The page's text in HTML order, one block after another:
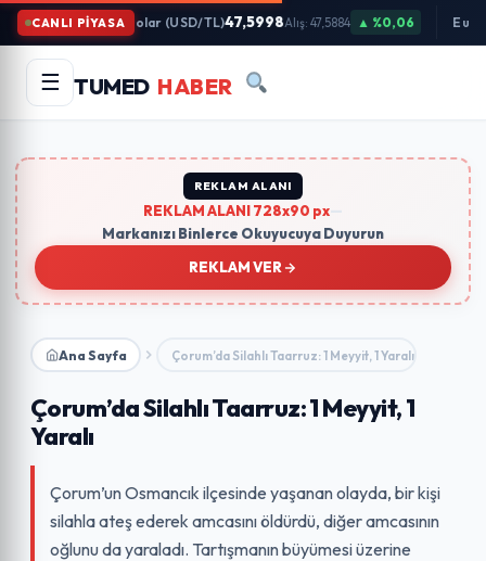
İçeriğe
Atla
CANLI PİYASADolar (USD/TL)47,5998Alış: 47,5884 ▲ %0,06
☰ TUMED HABER
Arama
yapın:
REKLAM ALANI
REKLAM ALANI 728x90 px
Markanızı Binlerce Okuyucuya Duyurun
REKLAM VER
Ana Sayfa Çorum’da Silahlı Taarruz: 1 Meyyit, 1 Yaralı
Çorum’da Silahlı Taarruz: 1 Meyyit, 1
Yaralı
Çorum’un Osmancık ilçesinde yaşanan olayda, bir kişi
silahla ateş ederek amcasını öldürdü, diğer amcasının
oğlunu da yaraladı. Tartışmanın büyümesi üzerine